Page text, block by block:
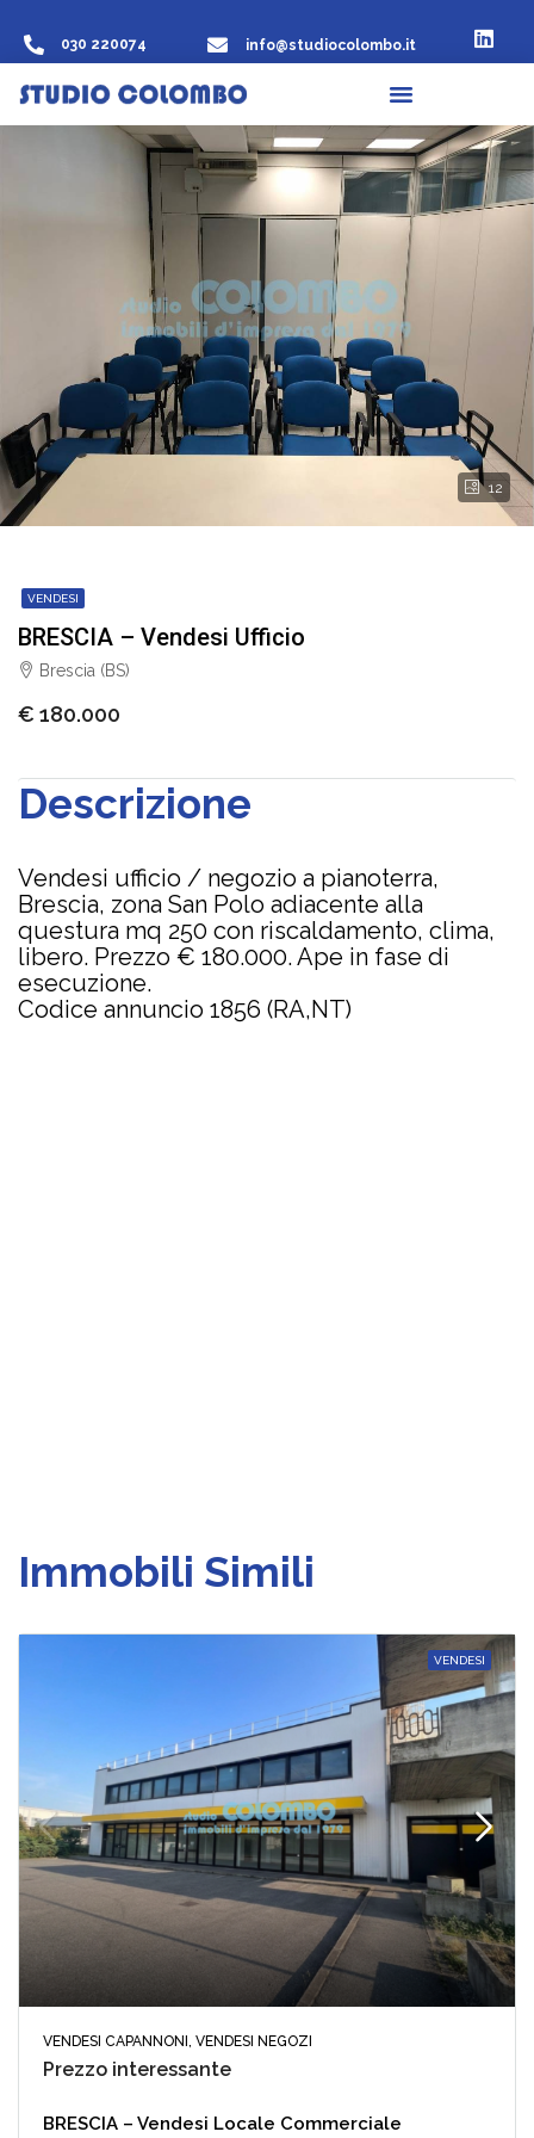
030 220074 info@studiocolombo.it
12
VENDESI
BRESCIA – Vendesi Ufficio
Brescia (BS)
€ 180.000
Descrizione
Vendesi ufficio / negozio a pianoterra,
Brescia, zona San Polo adiacente alla
questura mq 250 con riscaldamento, clima,
libero. Prezzo € 180.000. Ape in fase di
esecuzione.
Codice annuncio 1856 (RA,NT)
Immobili Simili
VENDESI
VENDESI CAPANNONI, VENDESI NEGOZI
Prezzo interessante
BRESCIA – Vendesi Locale Commerciale